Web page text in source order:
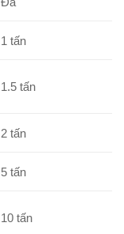
1 tấn
1.5 tấn
2 tấn
5 tấn
10 tấn